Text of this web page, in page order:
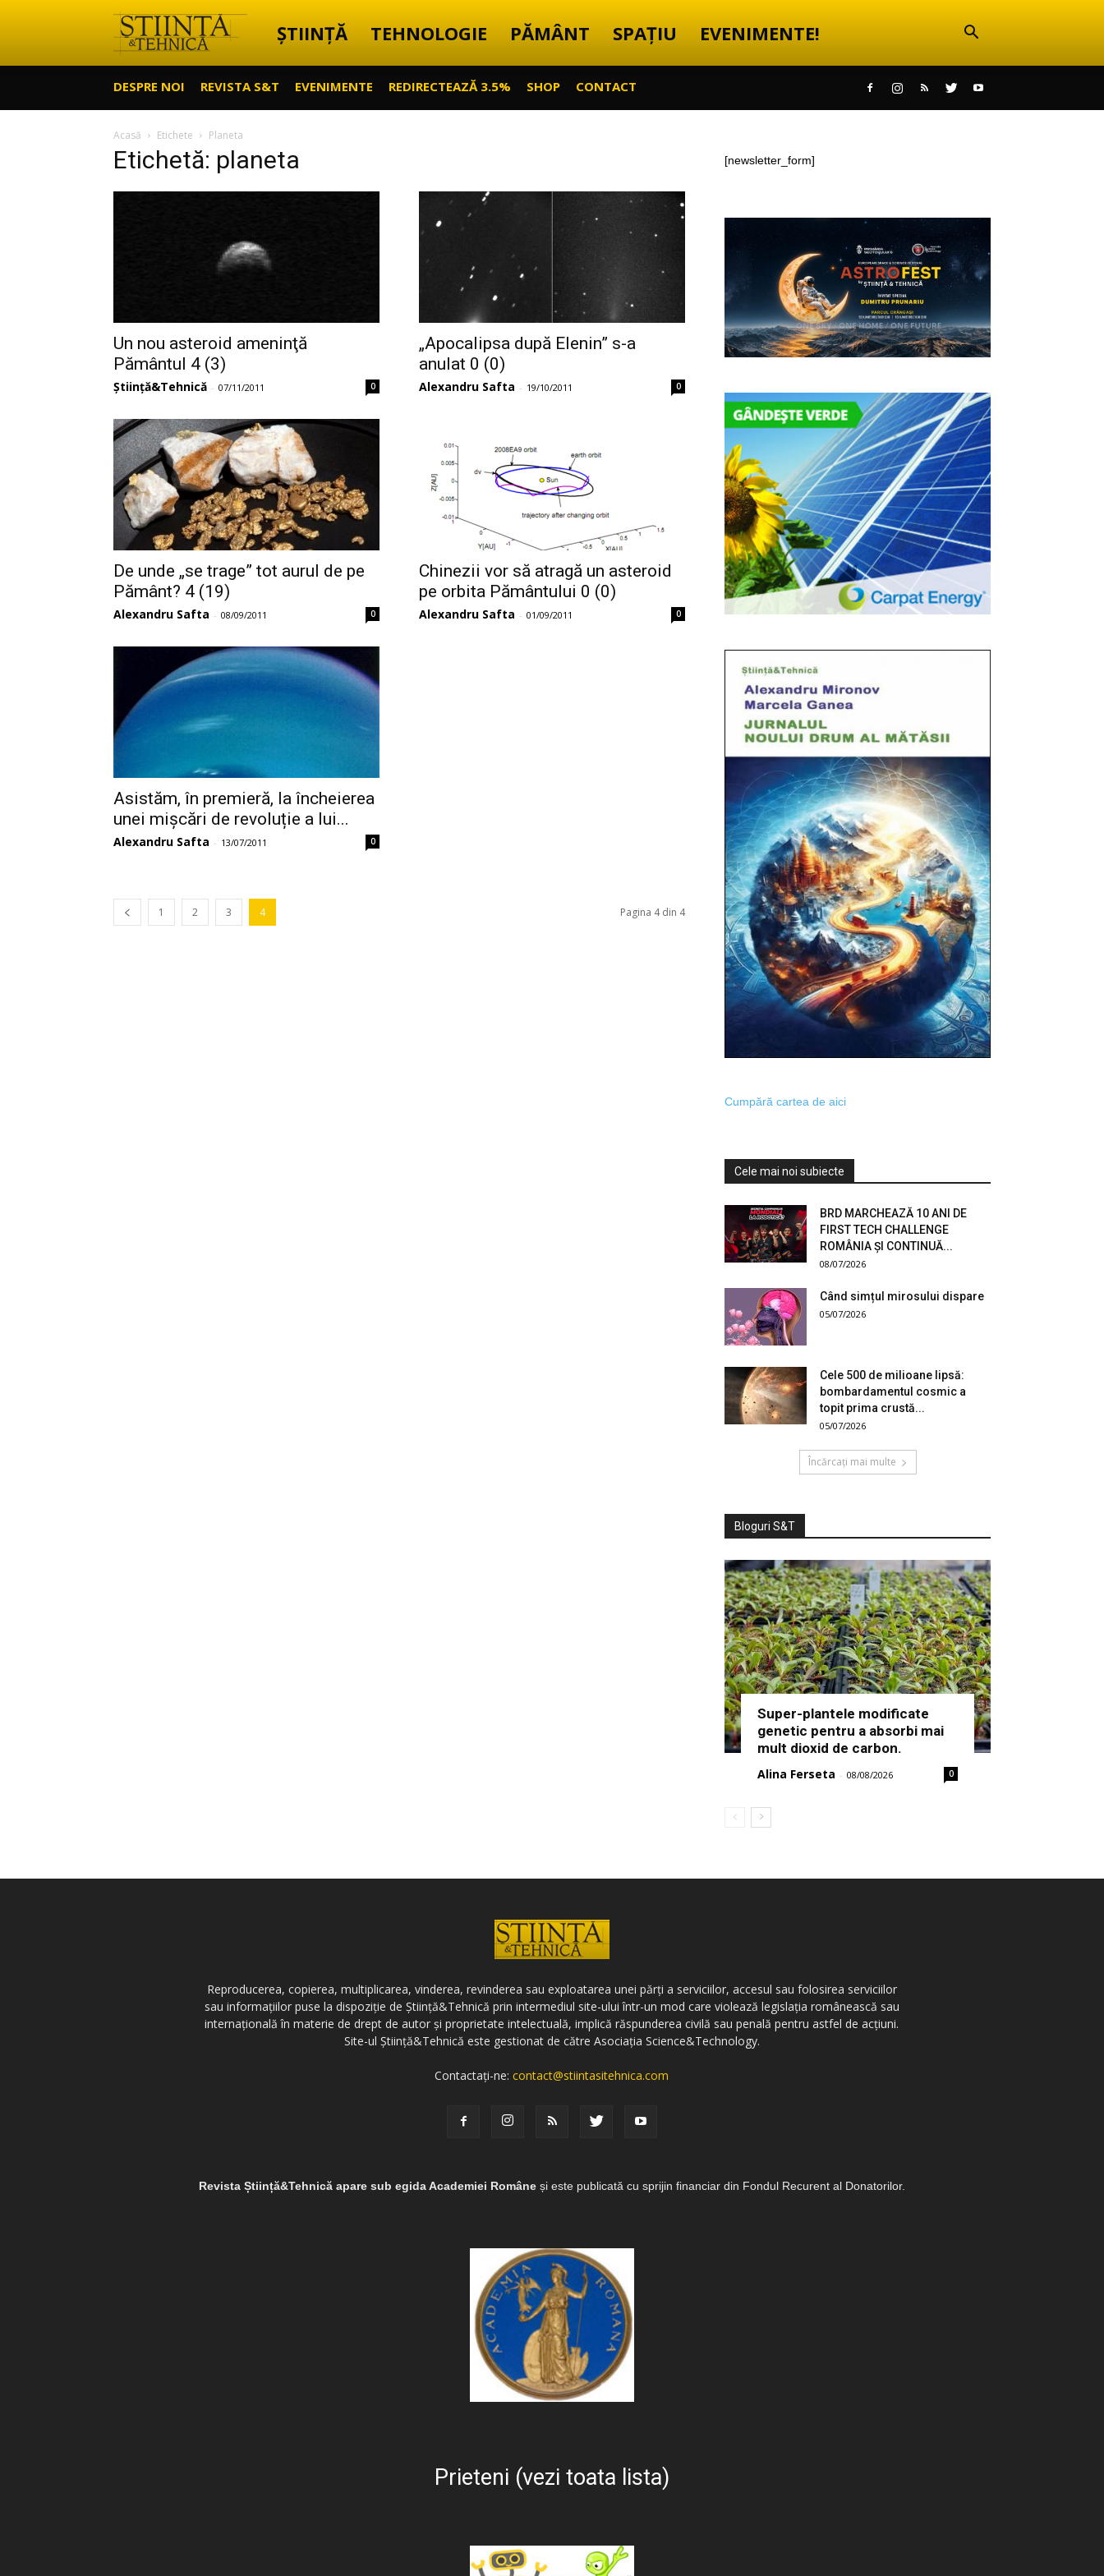
Știință
Tehnică
ȘTIINȚĂ TEHNOLOGIE PĂMÂNT SPAȚIU EVENIMENTE!
DESPRE NOI REVISTA S&T EVENIMENTE REDIRECTEAZĂ 3.5% SHOP CONTACT
Acasă Etichete Planeta
Etichetă: planeta
Un nou asteroid ameninţă
Pământul 4 (3)
Știință&Tehnică - 07/11/2011 0
„Apocalipsa după Elenin” s-a
anulat 0 (0)
Alexandru Safta - 19/10/2011 0
De unde „se trage” tot aurul de pe
Pământ? 4 (19)
Alexandru Safta - 08/09/2011 0
Chinezii vor să atragă un asteroid
pe orbita Pământului 0 (0)
Alexandru Safta - 01/09/2011 0
Asistăm, în premieră, la încheierea
unei mișcări de revoluție a lui...
Alexandru Safta - 13/07/2011 0
1 2 3 4 Pagina 4 din 4
[newsletter_form]
Cumpără cartea de aici
Cele mai noi subiecte
BRD MARCHEAZĂ 10 ANI DE
FIRST TECH CHALLENGE
ROMÂNIA ȘI CONTINUĂ...
08/07/2026
Când simțul mirosului dispare
05/07/2026
Cele 500 de milioane lipsă:
bombardamentul cosmic a
topit prima crustă...
05/07/2026
Încărcați mai multe
Bloguri S&T
Super-plantele modificate
genetic pentru a absorbi mai
mult dioxid de carbon.
Alina Ferseta - 08/08/2026 0
Reproducerea, copierea, multiplicarea, vinderea, revinderea sau exploatarea unei părți a serviciilor, accesul sau folosirea serviciilor
sau informațiilor puse la dispoziție de Știință&Tehnică prin intermediul site-ului într-un mod care violează legislația românească sau
internațională în materie de drept de autor și proprietate intelectuală, implică răspunderea civilă sau penală pentru astfel de acțiuni.
Site-ul Știință&Tehnică este gestionat de către Asociația Science&Technology.
Contactați-ne:contact@stiintasitehnica.com
Revista Știință&Tehnică apare sub egida Academiei Române și este publicată cu sprijin financiar din Fondul Recurent al Donatorilor.
Prieteni (vezi toata lista)